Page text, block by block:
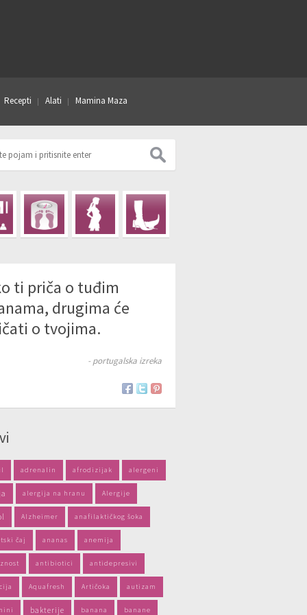
Recepti Alati Mamina Maza
ti priča o tuđim
drugima će
o tvojima.
- portugalska izreka
adrenalin afrodizijak alergeni
alergija na hranu Alergije
Alzheimer anafilaktičkog šoka
čaj ananas anemija
antibiotici antidepresivi
Aquafresh Artičoka autizam
bakterije banana banane